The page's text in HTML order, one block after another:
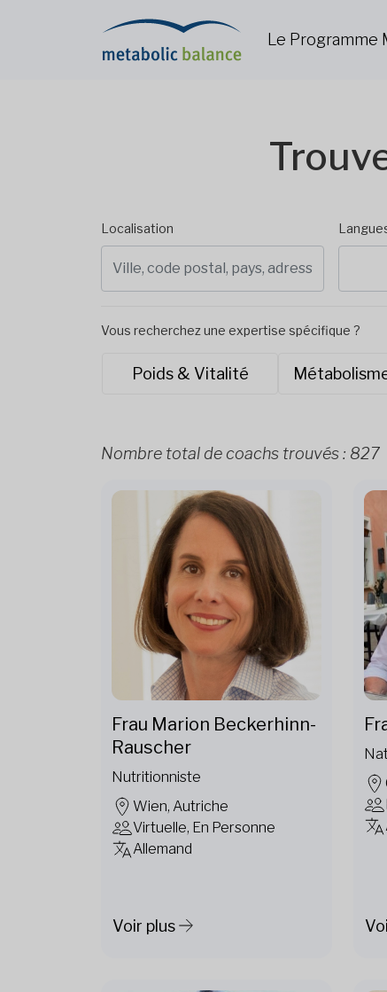
Le Programme
Localisation
Vous recherchez une expertise spécifique ?
Poids & Vitalité
Nombre total de coachs trouvés : 827
Frau Marion Beckerhinn-
Rauscher
Nutritionniste
Wien, Autriche
Virtuelle, En Personne
Allemand
Voir plus